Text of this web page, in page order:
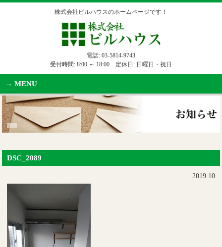
株式会社ビルハウスのホームページです！
電話: 03-5814-9743
受付時間: 8:00 ～ 18:00 定休日: 日曜日・祝日
MENU
DSC_2089
2019.10